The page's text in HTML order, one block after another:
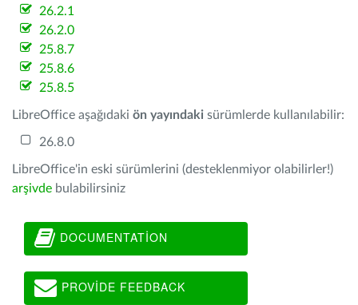
26.2.1
26.2.0
25.8.7
25.8.6
25.8.5
LibreOffice aşağıdaki ön yayındaki sürümlerde kullanılabilir:
26.8.0
LibreOffice'in eski sürümlerini (desteklenmiyor olabilirler!)
arşivde bulabilirsiniz
DOCUMENTATION
PROVIDE FEEDBACK